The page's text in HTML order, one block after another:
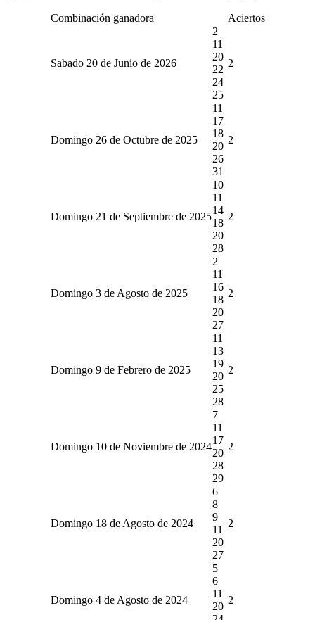
Combinación ganadora Aciertos
Sabado 20 de Junio de 2026
2
11
20
22
24
25
2
Domingo 26 de Octubre de 2025
11
17
18
20
26
31
2
Domingo 21 de Septiembre de 2025
10
11
14
18
20
28
2
Domingo 3 de Agosto de 2025
2
11
16
18
20
27
2
Domingo 9 de Febrero de 2025
11
13
19
20
25
28
2
Domingo 10 de Noviembre de 2024
7
11
17
20
28
29
2
Domingo 18 de Agosto de 2024
6
8
9
11
20
27
2
Domingo 4 de Agosto de 2024
5
6
11
20
2